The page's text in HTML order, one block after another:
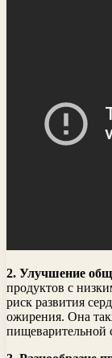
2. Улучшение
продуктов с
риск развития
ожирения. Она
пищеварительной